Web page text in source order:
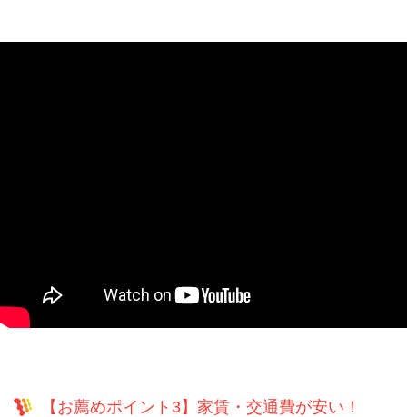
【お薦めポイント3】家賃・交通費が安い！